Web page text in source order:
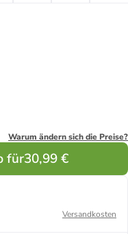
Warum ändern sich die Preise?
für30,99 €
Versandkosten